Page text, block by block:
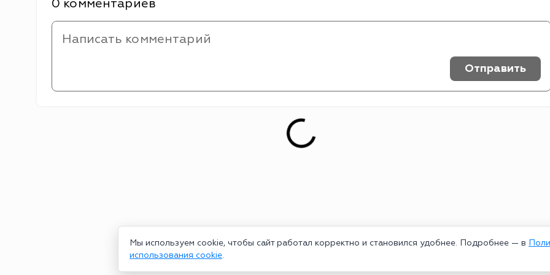
Мы используем cookie, чтобы сайт работал корректно и становился удобнее. Подробнее — в
использования cookie.
0 комментариев
Отправить